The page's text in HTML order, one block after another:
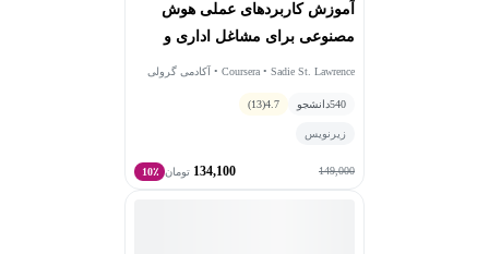
آموزش کاربردهای عملی هوش
مصنوعی برای مشاغل اداری و
دفتری
Coursera • Sadie St. Lawrence • آکادمی گرولی
540دانشجو 4.7
(13)
زیرنویس
149,000
134,100 تومان 10٪